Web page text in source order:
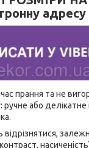
адресу
прання та не
або делікатне
відрізнятися,
контраст,